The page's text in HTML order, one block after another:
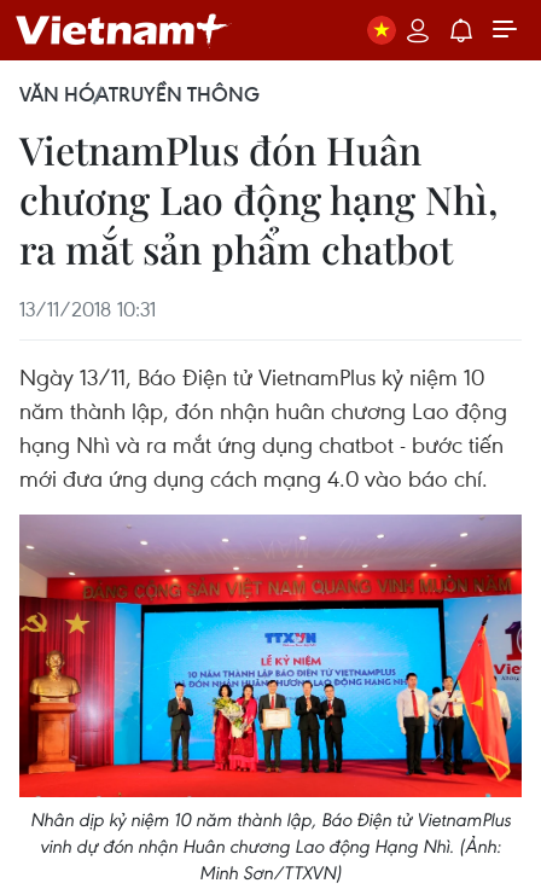
VĂN HÓATRUYỀN THÔNG
VietnamPlus đón Huân
chương Lao động hạng Nhì,
ra mắt sản phẩm chatbot
13/11/2018 10:31
Ngày 13/11, Báo Điện tử VietnamPlus kỷ niệm 10
năm thành lập, đón nhận huân chương Lao động
hạng Nhì và ra mắt ứng dụng chatbot - bước tiến
mới đưa ứng dụng cách mạng 4.0 vào báo chí.
Nhân dịp kỷ niệm 10 năm thành lập, Báo Điện tử VietnamPlus
vinh dự đón nhận Huân chương Lao động Hạng Nhì. (Ảnh:
Minh Sơn/TTXVN)